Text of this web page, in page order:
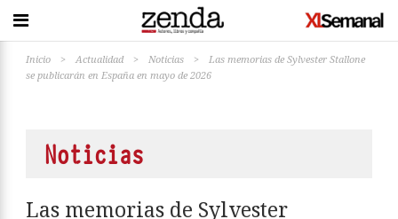
Inicio > Actualidad > Noticias >
Las memorias de Sylvester Stallone
se publicarán en España en mayo de 2026
Noticias
Las memorias de Sylvester